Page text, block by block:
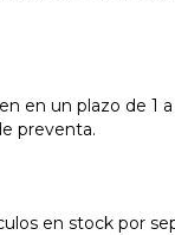
en un plazo de 1 a
preventa.
en stock por